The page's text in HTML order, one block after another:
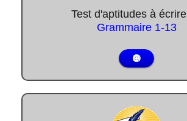
Test d'aptitudes à écrire
Grammaire1-13
🔘